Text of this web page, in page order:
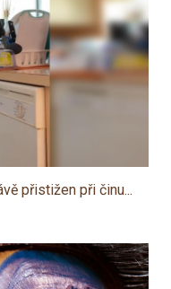
přistižen při činu...